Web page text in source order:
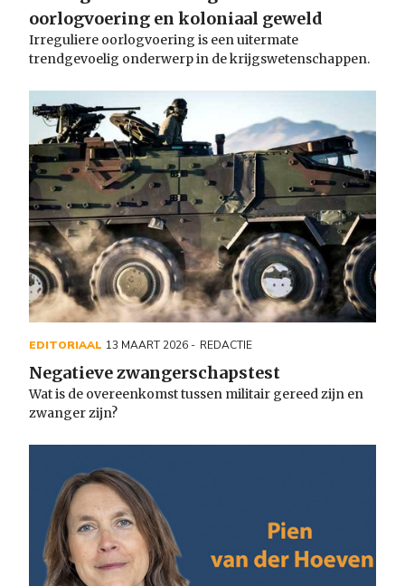
oorlogvoering en koloniaal geweld
Irreguliere oorlogvoering is een uitermate
trendgevoelig onderwerp in de krijgswetenschappen.
EDITORIAAL 13 MAART 2026 REDACTIE
Negatieve zwangerschapstest
Wat is de overeenkomst tussen militair gereed zijn en
zwanger zijn?